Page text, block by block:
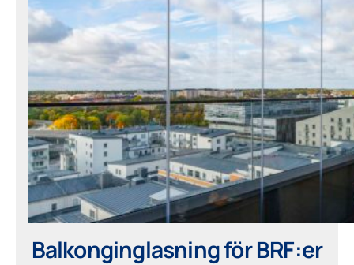
Balkonginglasning för BRF:er